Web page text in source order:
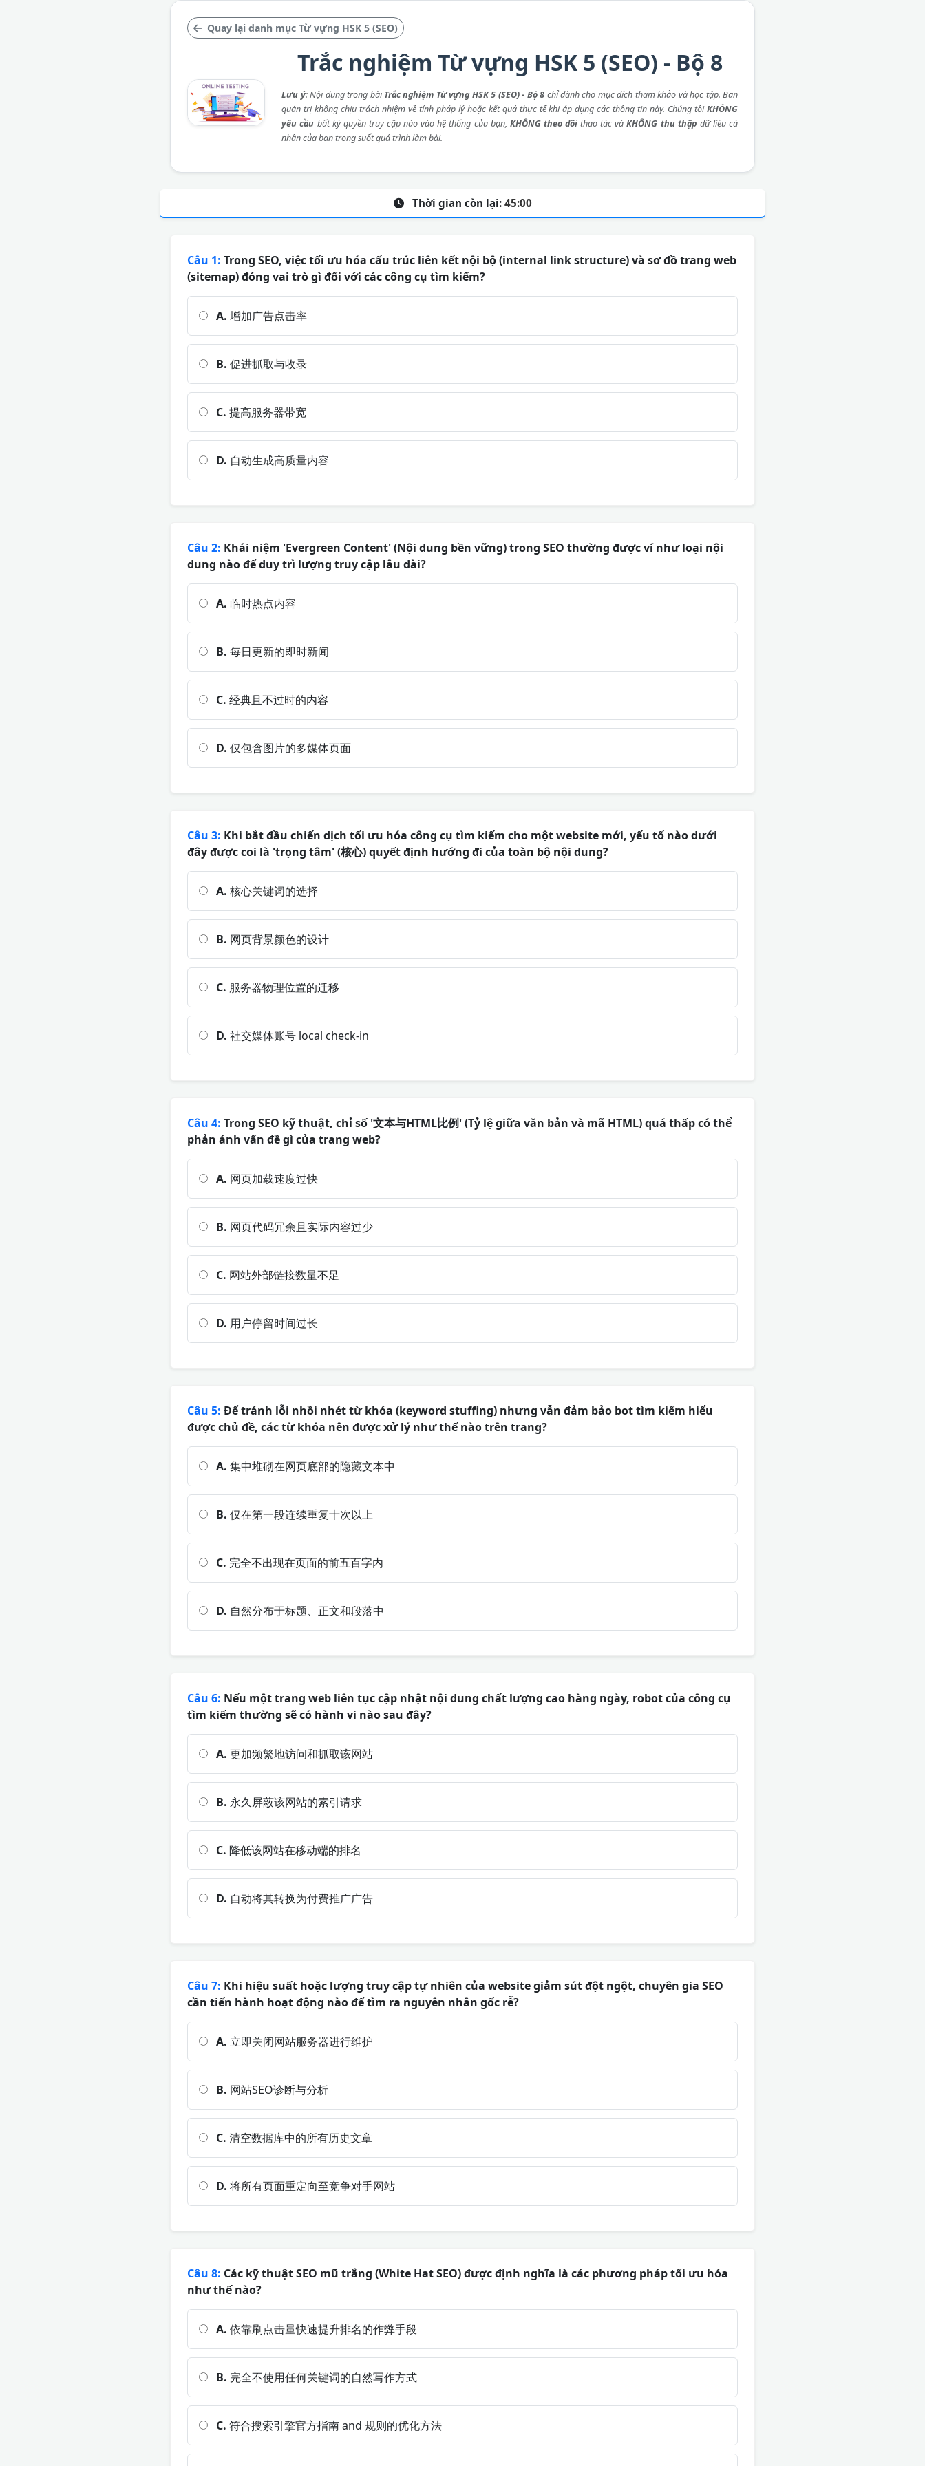
Quay lại danh mục Từ vựng HSK 5 (SEO)
Trắc nghiệm Từ vựng HSK 5 (SEO) - Bộ 8
Lưu ý: Nội dung trong bàiTrắc nghiệm Từ vựng HSK 5 (SEO) - Bộ 8 chỉ dành cho mục đích tham khảo và học tập. Ban
quản trị không chịu trách nhiệm về tính pháp lý hoặc kết quả thực tế khi áp dụng các thông tin này. Chúng tôiKHÔNG
yêu cầu bất kỳ quyền truy cập nào vào hệ thống của bạn, KHÔNG theo dõi thao tác vàKHÔNG thu thập dữ liệu cá
nhân của bạn trong suốt quá trình làm bài.
Thời gian còn lại: 45:00
Câu 1: Trong SEO, việc tối ưu hóa cấu trúc liên kết nội bộ (internal link structure) và sơ đồ trang web
(sitemap) đóng vai trò gì đối với các công cụ tìm kiếm?
A. 增加广告点击率
B. 促进抓取与收录
C. 提高服务器带宽
D. 自动生成高质量内容
Câu 2: Khái niệm 'Evergreen Content' (Nội dung bền vững) trong SEO thường được ví như loại nội
dung nào để duy trì lượng truy cập lâu dài?
A. 临时热点内容
B. 每日更新的即时新闻
C. 经典且不过时的内容
D. 仅包含图片的多媒体页面
Câu 3: Khi bắt đầu chiến dịch tối ưu hóa công cụ tìm kiếm cho một website mới, yếu tố nào dưới
đây được coi là 'trọng tâm' (核心) quyết định hướng đi của toàn bộ nội dung?
A. 核心关键词的选择
B. 网页背景颜色的设计
C. 服务器物理位置的迁移
D. 社交媒体账号 local check-in
Câu 4: Trong SEO kỹ thuật, chỉ số '文本与HTML比例' (Tỷ lệ giữa văn bản và mã HTML) quá thấp có thể
phản ánh vấn đề gì của trang web?
A. 网页加载速度过快
B. 网页代码冗余且实际内容过少
C. 网站外部链接数量不足
D. 用户停留时间过长
Câu 5: Để tránh lỗi nhồi nhét từ khóa (keyword stuffing) nhưng vẫn đảm bảo bot tìm kiếm hiểu
được chủ đề, các từ khóa nên được xử lý như thế nào trên trang?
A. 集中堆砌在网页底部的隐藏文本中
B. 仅在第一段连续重复十次以上
C. 完全不出现在页面的前五百字内
D. 自然分布于标题、正文和段落中
Câu 6: Nếu một trang web liên tục cập nhật nội dung chất lượng cao hàng ngày, robot của công cụ
tìm kiếm thường sẽ có hành vi nào sau đây?
A. 更加频繁地访问和抓取该网站
B. 永久屏蔽该网站的索引请求
C. 降低该网站在移动端的排名
D. 自动将其转换为付费推广广告
Câu 7: Khi hiệu suất hoặc lượng truy cập tự nhiên của website giảm sút đột ngột, chuyên gia SEO
cần tiến hành hoạt động nào để tìm ra nguyên nhân gốc rễ?
A. 立即关闭网站服务器进行维护
B. 网站SEO诊断与分析
C. 清空数据库中的所有历史文章
D. 将所有页面重定向至竞争对手网站
Câu 8: Các kỹ thuật SEO mũ trắng (White Hat SEO) được định nghĩa là các phương pháp tối ưu hóa
như thế nào?
A. 依靠刷点击量快速提升排名的作弊手段
B. 完全不使用任何关键词的自然写作方式
C. 符合搜索引擎官方指南 and 规则的优化方法